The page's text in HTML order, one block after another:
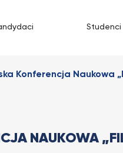
Studenci
Konferencja Naukowa
NAUKOWA